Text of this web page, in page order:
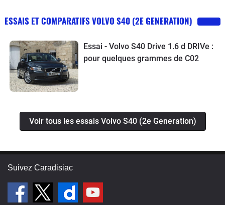
ESSAIS ET COMPARATIFS VOLVO S40 (2E GENERATION)
Essai - Volvo S40 Drive 1.6 d DRIVe :
pour quelques grammes de C02
Voir tous les essais Volvo S40 (2e Generation)
Suivez Caradisiac